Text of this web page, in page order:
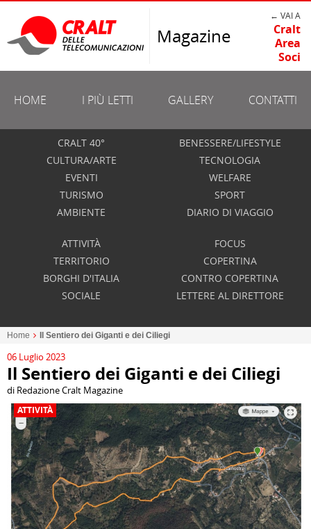
Magazine
← VAI A
Cralt
Area
Soci
HOME I PIÙ LETTI GALLERY CONTATTI
CRALT 40°
CULTURA/ARTE
EVENTI
TURISMO
AMBIENTE
BENESSERE/LIFESTYLE
TECNOLOGIA
WELFARE
SPORT
DIARIO DI VIAGGIO
ATTIVITÀ
TERRITORIO
BORGHI D'ITALIA
SOCIALE
FOCUS
COPERTINA
CONTRO COPERTINA
LETTERE AL DIRETTORE
Home Il Sentiero dei Giganti e dei Ciliegi
06 Luglio 2023
Il Sentiero dei Giganti e dei Ciliegi
di Redazione Cralt Magazine
ATTIVITÀ